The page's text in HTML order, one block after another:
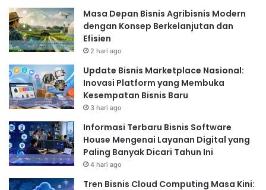
Masa Depan Bisnis Agribisnis Modern
dengan Konsep Berkelanjutan dan
Efisien
2 hari ago
Update Bisnis Marketplace Nasional:
Inovasi Platform yang Membuka
Kesempatan Bisnis Baru
3 hari ago
Informasi Terbaru Bisnis Software
House Mengenai Layanan Digital yang
Paling Banyak Dicari Tahun Ini
4 hari ago
Tren Bisnis Cloud Computing Masa Kini: